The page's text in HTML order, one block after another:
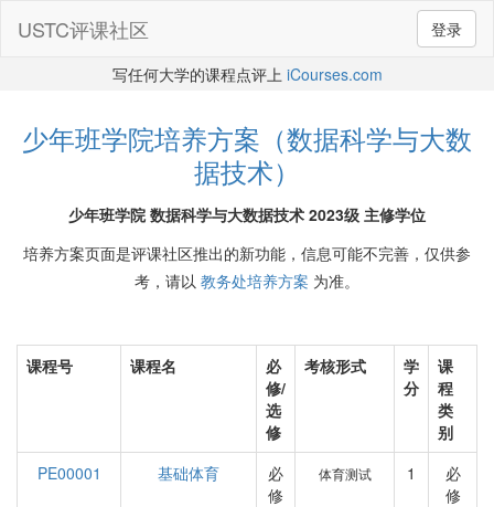
登录
USTC评课社区
写任何大学的课程点评上 iCourses.com
少年班学院培养方案（数据科学与大数
据技术）
少年班学院 数据科学与大数据技术 2023级 主修学位
培养方案页面是评课社区推出的新功能，信息可能不完善，仅供参
考，请以 教务处培养方案 为准。
课程号 课程名
必
修/
选
修
考核形式
学
分
课
程
类
别
PE00001
基础体育
必
修
体育测试 1
必
修